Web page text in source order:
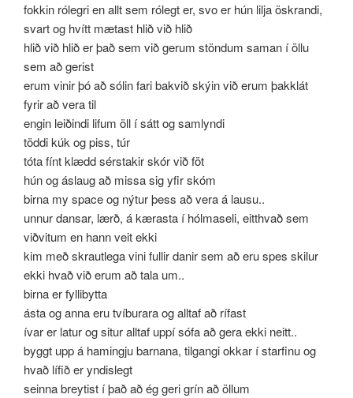
fokkin rólegri en allt sem rólegt er, svo er hún lilja öskrandi,
svart og hvítt mætast hlið við hlið
hlið við hlið er það sem við gerum stöndum saman í öllu
sem að gerist
erum vinir þó að sólin fari bakvið skýin við erum þakklát
fyrir að vera til
engin leiðindi lifum öll í sátt og samlyndi
töddi kúk og piss, túr
tóta fínt klædd sérstakir skór við föt
hún og áslaug að missa sig yfir skóm
birna my space og nýtur þess að vera á lausu..
unnur dansar, lærð, á kærasta í hólmaseli, eitthvað sem
viðvitum en hann veit ekki
kim með skrautlega vini fullir danir sem að eru spes skilur
ekki hvað við erum að tala um..
birna er fyllibytta
ásta og anna eru tvíburara og alltaf að rífast
ívar er latur og situr alltaf uppí sófa að gera ekki neitt..
byggt upp á hamingju barnana, tilgangi okkar í starfinu og
hvað lífið er yndislegt
seinna breytist í það að ég geri grín að öllum